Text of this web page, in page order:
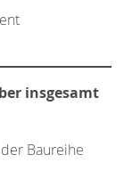
insgesamt
Baureihe